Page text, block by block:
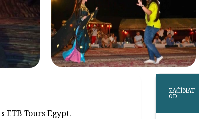
s ETB Tours Egypt.
ZAČÍNAT
OD